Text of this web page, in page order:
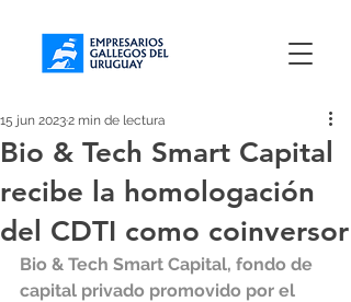
Bio & Tech Smart Capital
recibe la homologación
del CDTI como coinversor
15 jun 20232 min de lectura
Bio & Tech Smart Capital, fondo de
capital privado promovido por el